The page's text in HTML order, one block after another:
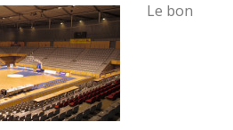
Le bon